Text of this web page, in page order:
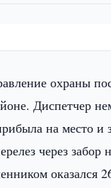
охраны
Диспетчер
на место и
через
оказался